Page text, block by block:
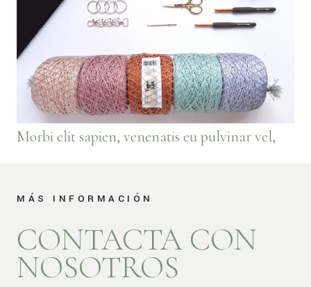
Morbi elit sapien, venenatis eu pulvinar vel,
MÁS INFORMACIÓN
CONTACTA CON
NOSOTROS